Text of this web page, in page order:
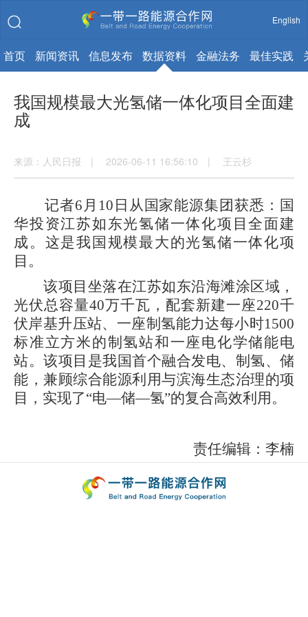
English
首页 新闻资讯 信息发布 数据资料 金融法务 最佳实践
我国规模最大光氢储一体化项目全面建
成
来源：人民日报 | 2026-06-11 16:56:10 | 王云杉
记者6月10日从国家能源集团获悉：国
华投资江苏如东光氢储一体化项目全面建
成。这是我国规模最大的光氢储一体化项
目。
该项目坐落在江苏如东沿海滩涂区域，
光伏总容量40万千瓦，配套新建一座220千
伏岸基升压站、一座制氢能力达每小时1500
标准立方米的制氢站和一座电化学储能电
站。该项目是我国首个融合发电、制氢、储
能，兼顾综合能源利用与滨海生态治理的项
目，实现了“电—储—氢”的复合高效利用。
责任编辑：李楠